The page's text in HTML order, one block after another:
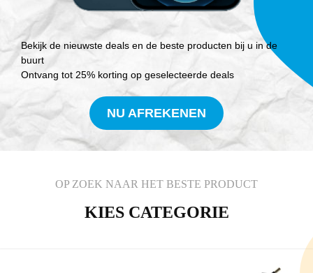
Bekijk de nieuwste deals en de beste producten bij u in de
buurt
Ontvang tot 25% korting op geselecteerde deals
NU AFREKENEN
OP ZOEK NAAR HET BESTE PRODUCT
KIES CATEGORIE